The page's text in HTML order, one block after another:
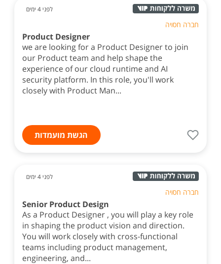
לפני 4 ימים
חברה חסויה
Product Designer
we are looking for a Product Designer to join
our Product team and help shape the
experience of our cloud runtime and AI
security platform. In this role, you'll work
closely with Product Man...
הגשת מועמדות
לפני 4 ימים
חברה חסויה
Senior Product Design
As a Product Designer , you will play a key role
in shaping the product vision and direction.
You will work closely with cross-functional
teams including product management,
engineering, and...